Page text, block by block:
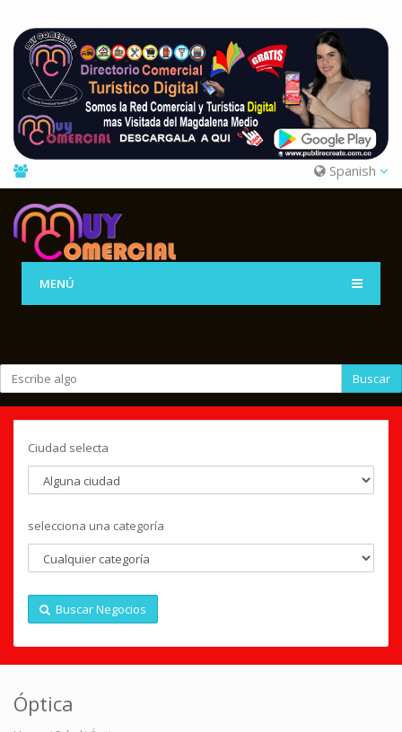
Spanish
MENÚ
Buscar
Ciudad selecta
selecciona una categoría
Buscar Negocios
Óptica